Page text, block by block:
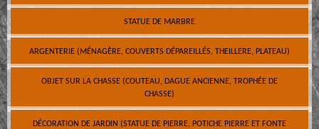
STATUE DE MARBRE
ARGENTERIE (MÉNAGÈRE, COUVERTS DÉPAREILLÉS, THEILLERE, PLATEAU)
OBJET SUR LA CHASSE (COUTEAU, DAGUE ANCIENNE, TROPHÉE DE
CHASSE)
DÉCORATION DE JARDIN (STATUE DE PIERRE, POTICHE PIERRE ET FONTE